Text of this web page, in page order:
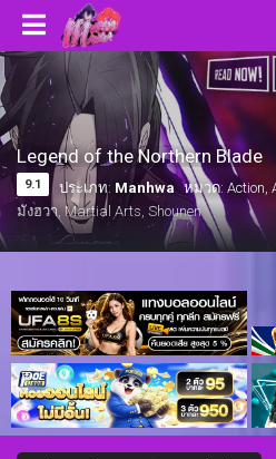
Legend of the Northern Blade
9.1 ประเภท: Manhwa หมวด: Action,
มังฮวา, Martial Arts, Shounen